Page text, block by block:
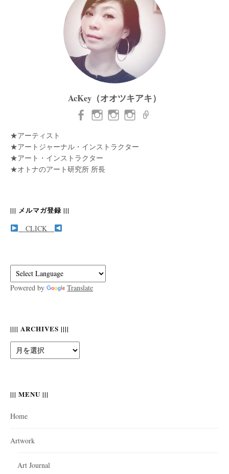
AcKey（オオツキアキ）
★アーティスト
★アートジャーナル・インストラクター
★アート・インストラクター
★オトナのアート研究所 所長
||| メルマガ登録 |||
CLICK
Powered by Translate
|||| ARCHIVES ||||
Archives
||| MENU |||
Home
Artwork
Art Journal